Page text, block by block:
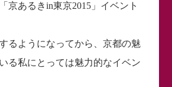
京あるきin東京2015」イベント
るようになってから、京都の魅
る私にとっては魅力的なイベン